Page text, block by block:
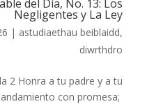
del Día, No. 13: Los
Negligentes y La Ley
| astudiaethau beiblaidd,
diwrthdro
2 Honra a tu padre y a tu
con promesa;